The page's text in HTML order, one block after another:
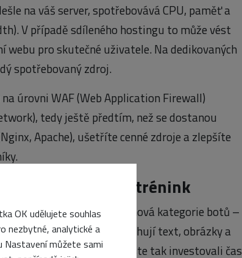
OK udělujete souhlas
nezbytné, analytické a
Nastavení můžete sami
na váš server, spotřebovává CPU, paměť a
V případě sdíleného hostingu to může vést
webu pro skutečné uživatele. Na dedikovaných
spotřebovaný zdroj.
úrovni WAF (Web Application Firewall)
tedy ještě předtím, než se dostanou
Apache), ušetříte cenné zdroje a zlepšíte
vlastnictví a AI trénink
modelů (LLM) se objevila nová kategorie botů –
procházejí web a stahují text, obrázky a
inteligence. Pokud jste tak investovali čas